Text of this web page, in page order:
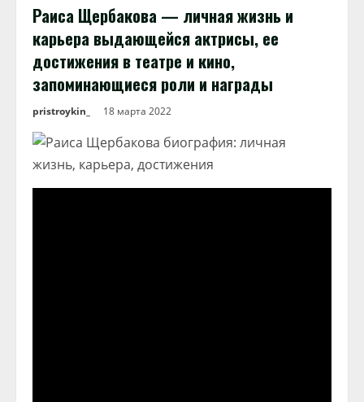
Раиса Щербакова — личная жизнь и
карьера выдающейся актрисы, ее
достижения в театре и кино,
запоминающиеся роли и награды
pristroykin_ 18 марта 2022